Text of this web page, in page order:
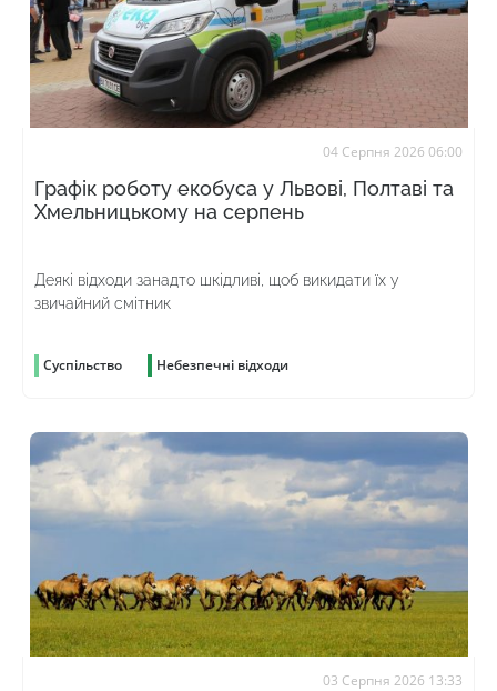
04 Серпня 2026 06:00
Графік роботу екобуса у Львові, Полтаві та
Хмельницькому на серпень
Деякі відходи занадто шкідливі, щоб викидати їх у
звичайний смітник
Суспільство Небезпечні відходи
03 Серпня 2026 13:33